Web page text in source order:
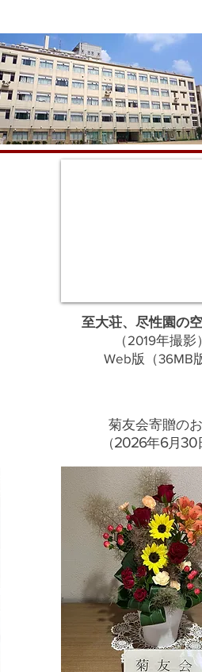
至大荘、尽性園の
（2019年撮影
Web版（36MB
菊友会寄贈の
​（2026年6月30